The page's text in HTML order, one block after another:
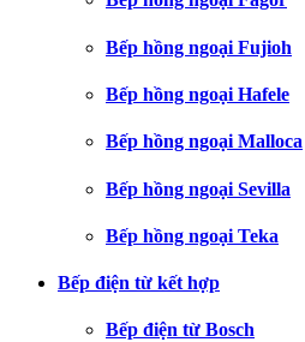
Bếp hồng ngoại Fujioh
Bếp hồng ngoại Hafele
Bếp hồng ngoại Malloca
Bếp hồng ngoại Sevilla
Bếp hồng ngoại Teka
Bếp điện từ kết hợp
Bếp điện từ Bosch